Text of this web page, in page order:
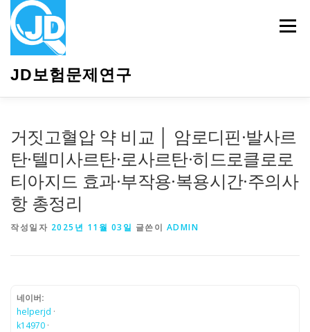
JD보험문제연구
메뉴
거짓고혈압 약 비교 │ 암로디핀·발사르
탄·텔미사르탄·로사르탄·히드로클로로
티아지드 효과·부작용·복용시간·주의사
항 총정리
작성일자 2025년 11월 03일 글쓴이 ADMIN
네이버:
helperjd ·
k14970 ·